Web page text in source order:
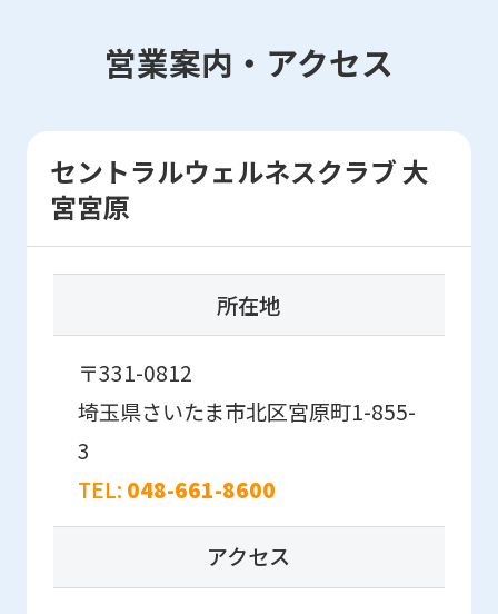
営業案内・アクセス
セントラルウェルネスクラブ 大
宮宮原
所在地
〒331-0812
埼玉県さいたま市北区宮原町1-855-
3
TEL: 048-661-8600
アクセス
the
original
We
ask
fully
understand
before
the
Automatic